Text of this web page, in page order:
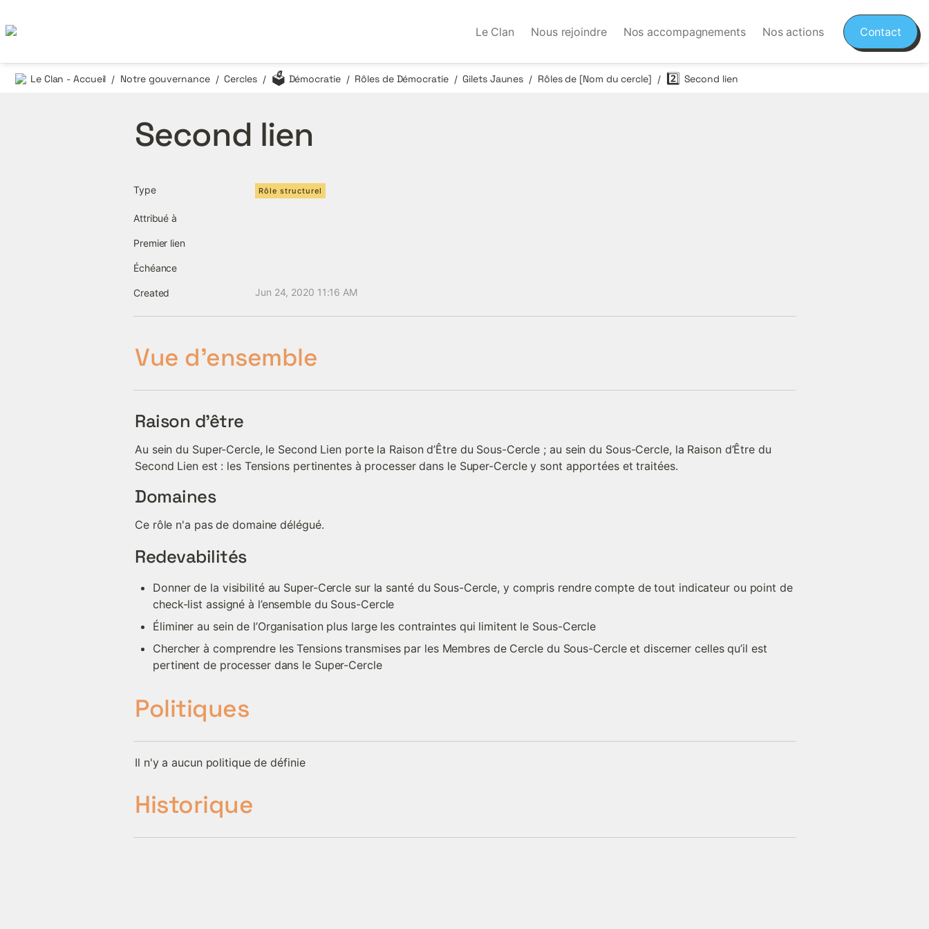
Le Clan Nous rejoindre Nos accompagnements Nos actions Contact
Le Clan - Accueil / Notre gouvernance / Cercles / 🗳️ Démocratie / Rôles de Démocratie / Gilets Jaunes / Rôles de [Nom du cercle] / 2️⃣ Second lien
Second lien
Type Rôle structurel
Attribué à
Premier lien
Échéance
Created Jun 24, 2020 11:16 AM
Vue d'ensemble
Raison d'être
Au sein du Super-Cercle, le Second Lien porte la Raison d’Être du Sous-Cercle ; au sein du Sous-Cercle, la Raison d’Être du
Second Lien est : les Tensions pertinentes à processer dans le Super-Cercle y sont apportées et traitées.
Domaines
Ce rôle n'a pas de domaine délégué.
Redevabilités
Donner de la visibilité au Super-Cercle sur la santé du Sous-Cercle, y compris rendre compte de tout indicateur ou point de
check-list assigné à l’ensemble du Sous-Cercle
Éliminer au sein de l’Organisation plus large les contraintes qui limitent le Sous-Cercle
Chercher à comprendre les Tensions transmises par les Membres de Cercle du Sous-Cercle et discerner celles qu’il est
pertinent de processer dans le Super-Cercle
Politiques
Il n'y a aucun politique de définie
Historique